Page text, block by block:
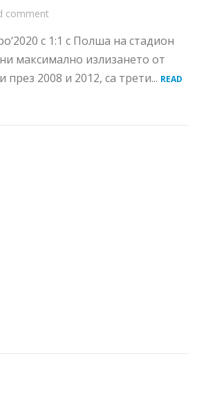
comment
с 1:1 с Полша на стадион
максимално излизането от
2008 и 2012, са трети... READ